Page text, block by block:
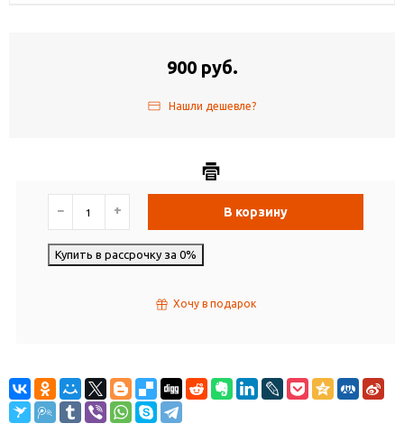
900 руб.
Нашли дешевле?
− + В корзину
Купить в рассрочку за 0%
Хочу в подарок